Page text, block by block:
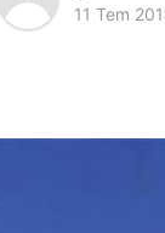
11 Tem